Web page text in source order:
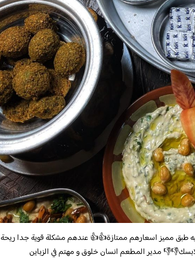
طبق مميز اسعارهم ممتازة👍👍 عندهم مشكلة قوية جدا ريحة
مدير المطعم انسان خلوق و مهتم في الزباين